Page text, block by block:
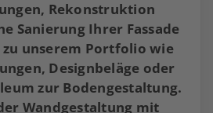
Rekonstruktion
Sanierung Ihrer Fassade
zu unserem Portfolio wie
Designbeläge oder
zur Bodengestaltung.
Wandgestaltung mit